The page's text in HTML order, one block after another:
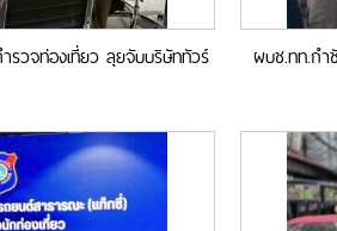
รวจท่องเที่ยว ลุยจับบริษัททัวร์
ผบช.ทท.กำ